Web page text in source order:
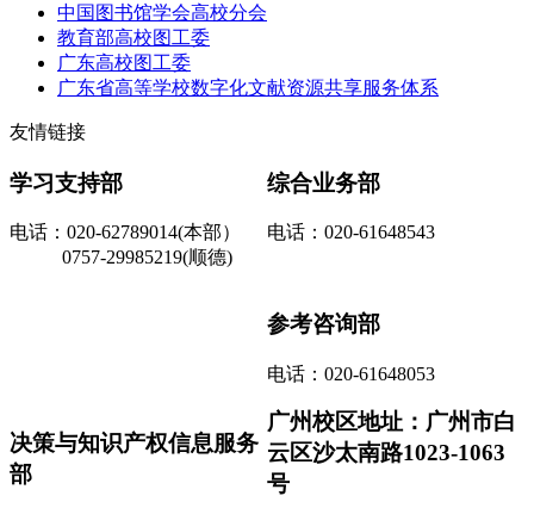
中国图书馆学会高校分会
教育部高校图工委
广东高校图工委
广东省高等学校数字化文献资源共享服务体系
友情链接
学习支持部
电话：020-62789014(本部）
0757-29985219(顺德)
综合业务部
电话：020-61648543
参考咨询部
电话：020-61648053
决策与知识产权信息服务
部
广州校区地址：广州市白
云区沙太南路1023-1063
号